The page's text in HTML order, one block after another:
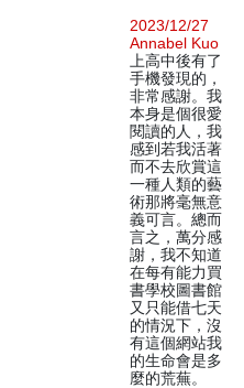
2023/12/27
Annabel Kuo
上高中後有了
手機發現的，
非常感謝。我
本身是個很愛
閱讀的人，我
感到若我活著
而不去欣賞這
一種人類的藝
術那將毫無意
義可言。總而
言之，萬分感
謝，我不知道
在每有能力買
書學校圖書館
又只能借七天
的情況下，沒
有這個網站我
的生命會是多
麼的荒蕪。